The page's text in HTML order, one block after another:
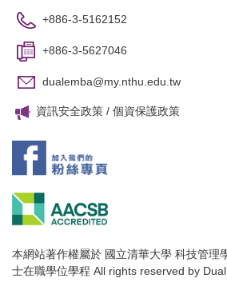
+886-3-5162152
+886-3-5627046
dualemba@my.nthu.edu.tw
資訊安全政策 / 個資保護政策
本網站著作權屬於 國立清華大學 科技管理
士在職學位學程 All rights reserved by